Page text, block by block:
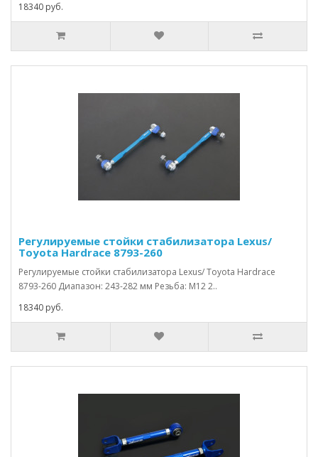
18340 руб.
Регулируемые стойки стабилизатора Lexus/
Toyota Hardrace 8793-260
Регулируемые стойки стабилизатора Lexus/ Toyota Hardrace
8793-260 Диапазон: 243-282 мм Резьба: M12 2..
18340 руб.